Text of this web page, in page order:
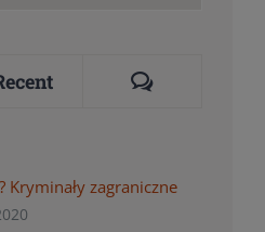
Comments
Kryminały zagraniczne